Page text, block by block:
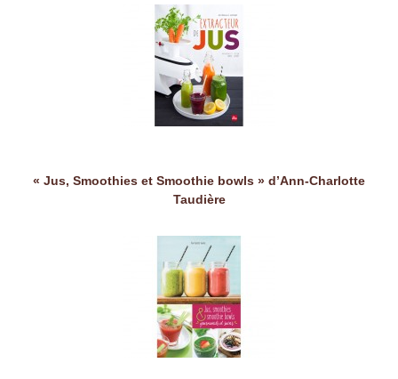
« Jus, Smoothies et Smoothie bowls » d’Ann-Charlotte
Taudière